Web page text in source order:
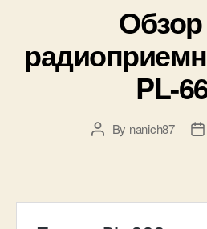
PL-
PostBy nanich87